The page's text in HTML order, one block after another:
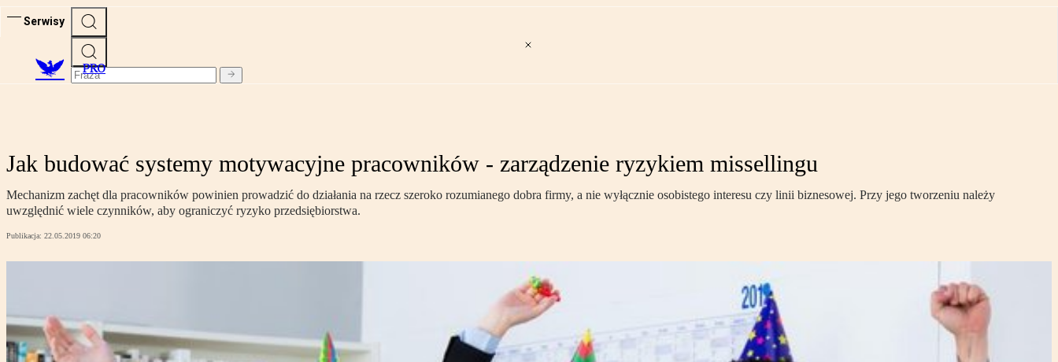
Serwisy
PRO
Jak budować systemy motywacyjne pracowników - zarządzenie ryzykiem missellingu
Mechanizm zachęt dla pracowników powinien prowadzić do działania na rzecz szeroko rozumianego dobra firmy, a nie wyłącznie osobistego interesu czy linii biznesowej. Przy jego tworzeniu należy
uwzględnić wiele czynników, aby ograniczyć ryzyko przedsiębiorstwa.
Publikacja: 22.05.2019 06:20